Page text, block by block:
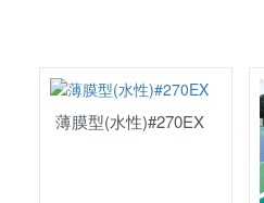
乾拌水泥砂漿
砂石類
雙槽瓦
山形瓦
掛瓦條
裝修材料
油漆塗料
地坪塗料
薄膜型(水性)#270EX